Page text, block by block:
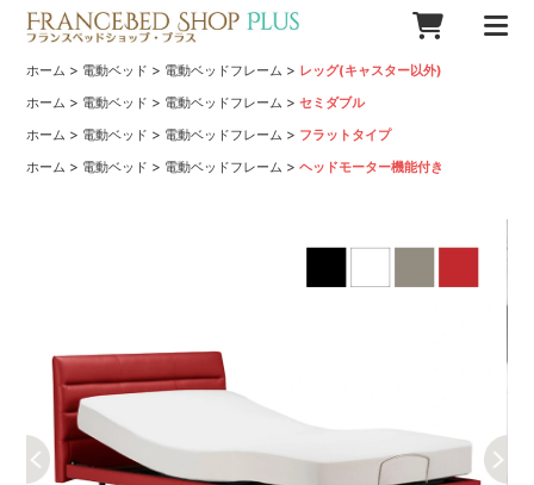
ホーム > 電動ベッド > 電動ベッドフレーム > レッグ(キャスター以外)
ホーム > 電動ベッド > 電動ベッドフレーム >セミダブル
ホーム > 電動ベッド > 電動ベッドフレーム > フラットタイプ
ホーム > 電動ベッド > 電動ベッドフレーム >ヘッドモーター機能付き